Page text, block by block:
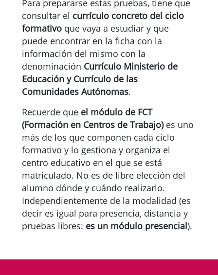
Para prepararse estas pruebas, tiene que
consultar el currículo concreto del ciclo
formativo que vaya a estudiar y que
puede encontrar en la ficha con la
información del mismo con la
denominación Currículo Ministerio de
Educación y Currículo de las
Comunidades Autónomas.
Recuerde que el módulo de FCT
(Formación en Centros de Trabajo)es uno
más de los que componen cada ciclo
formativo y lo gestiona y organiza el
centro educativo en el que se está
matriculado. No es de libre elección del
alumno dónde y cuándo realizarlo.
Independientemente de la modalidad (es
decir es igual para presencia, distancia y
pruebas libres: es un módulo presencial).